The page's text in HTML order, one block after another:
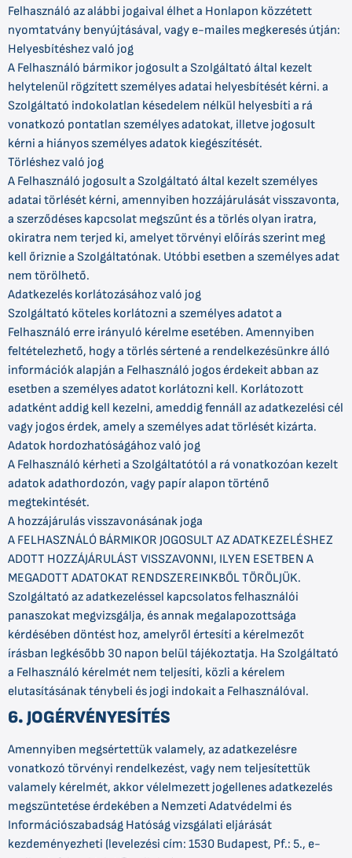
Felhasználó az alábbi jogaival élhet a Honlapon közzétett
nyomtatvány benyújtásával, vagy e-mailes megkeresés útján:
Helyesbítéshez való jog
A Felhasználó bármikor jogosult a Szolgáltató által kezelt
helytelenül rögzített személyes adatai helyesbítését kérni. a
Szolgáltató indokolatlan késedelem nélkül helyesbíti a rá
vonatkozó pontatlan személyes adatokat, illetve jogosult
kérni a hiányos személyes adatok kiegészítését.
Törléshez való jog
A Felhasználó jogosult a Szolgáltató által kezelt személyes
adatai törlését kérni, amennyiben hozzájárulását visszavonta,
a szerződéses kapcsolat megszűnt és a törlés olyan iratra,
okiratra nem terjed ki, amelyet törvényi előírás szerint meg
kell őriznie a Szolgáltatónak. Utóbbi esetben a személyes adat
nem törölhető.
Adatkezelés korlátozásához való jog
Szolgáltató köteles korlátozni a személyes adatot a
Felhasználó erre irányuló kérelme esetében. Amennyiben
feltételezhető, hogy a törlés sértené a rendelkezésünkre álló
információk alapján a Felhasználó jogos érdekeit abban az
esetben a személyes adatot korlátozni kell. Korlátozott
adatként addig kell kezelni, ameddig fennáll az adatkezelési cél
vagy jogos érdek, amely a személyes adat törlését kizárta.
Adatok hordozhatóságához való jog
A Felhasználó kérheti a Szolgáltatótól a rá vonatkozóan kezelt
adatok adathordozón, vagy papír alapon történő
megtekintését.
A hozzájárulás visszavonásának joga
A FELHASZNÁLÓ BÁRMIKOR JOGOSULT AZ ADATKEZELÉSHEZ
ADOTT HOZZÁJÁRULÁST VISSZAVONNI, ILYEN ESETBEN A
MEGADOTT ADATOKAT RENDSZEREINKBŐL TÖRÖLJÜK.
Szolgáltató az adatkezeléssel kapcsolatos felhasználói
panaszokat megvizsgálja, és annak megalapozottsága
kérdésében döntést hoz, amelyről értesíti a kérelmezőt
írásban legkésőbb 30 napon belül tájékoztatja. Ha Szolgáltató
a Felhasználó kérelmét nem teljesíti, közli a kérelem
elutasításának ténybeli és jogi indokait a Felhasználóval.
6. JOGÉRVÉNYESÍTÉS
Amennyiben megsértettük valamely, az adatkezelésre
vonatkozó törvényi rendelkezést, vagy nem teljesítettük
valamely kérelmét, akkor vélelmezett jogellenes adatkezelés
megszüntetése érdekében a Nemzeti Adatvédelmi és
Információszabadság Hatóság vizsgálati eljárását
kezdeményezheti (levelezési cím: 1530 Budapest, Pf.: 5., e-